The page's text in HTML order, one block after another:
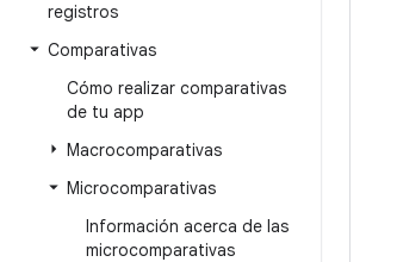
registros
Comparativas
Cómo realizar comparativas
de tu app
Macrocomparativas
Microcomparativas
Información acerca de las
microcomparativas